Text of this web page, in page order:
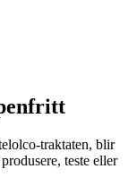
traktaten, blir
teste eller